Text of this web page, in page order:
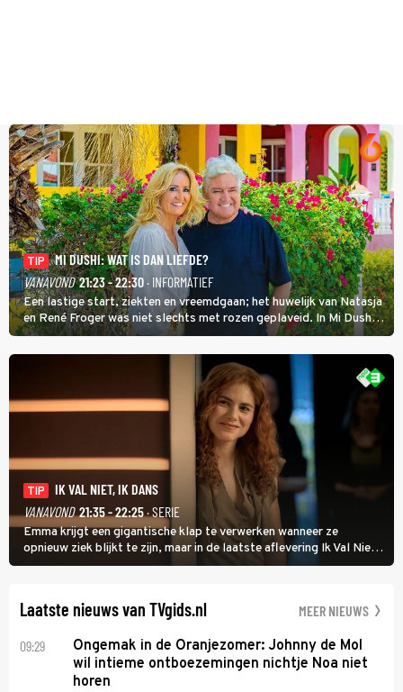
TIP
MI DUSHI: WAT IS DAN LIEFDE?
VANAVOND 21:23 - 22:30 · INFORMATIEF
Een lastige start, ziekten en vreemdgaan; het huwelijk van Natasja
en René Froger was niet slechts met rozen geplaveid. In Mi Dushi:
Wat Is Dan Liefde? neemt Wilfred Genee het showbizzkoppel mee
uit vissen om het over de liefde te hebben.
TIP
IK VAL NIET, IK DANS
VANAVOND 21:35 - 22:25· SERIE
Emma krijgt een gigantische klap te verwerken wanneer ze
opnieuw ziek blijkt te zijn, maar in de laatste aflevering Ik Val Niet,
Ik Dans laat ze zien dat ze niet van plan is op te geven, zelfs als ze
Laatste nieuws van TVgids.nl MEER NIEUWS
09:29
Ongemak in de Oranjezomer: Johnny de Mol
wil intieme ontboezemingen nichtje Noa niet
horen